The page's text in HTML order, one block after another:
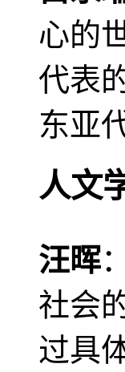
心的
代表
东亚
人文
汪晖
社会
过具